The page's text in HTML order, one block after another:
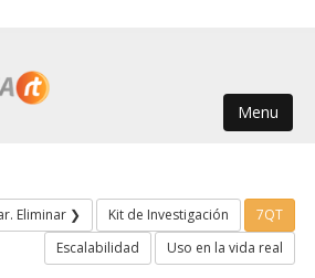
Menu
Eliminar ❯ Kit de Investigación
7QT
Escalabilidad
Uso en la vida real